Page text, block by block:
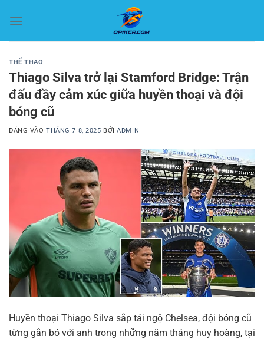
qua
THỂ THAO
Thiago Silva trở lại Stamford Bridge: Trận
đấu đầy cảm xúc giữa huyền thoại và đội
bóng cũ
ĐĂNG VÀOTHÁNG 7 8, 2025 BỞIADMIN
Huyền thoại Thiago Silva sắp tái ngộ Chelsea, đội bóng cũ
từng gắn bó với anh trong những năm tháng huy hoàng, tại